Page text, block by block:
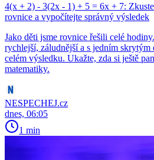
4(x + 2) - 3(2x - 1) + 5 = 6x + 7:
rovnice a vypočítejte správný výsledek
Jako děti jsme rovnice řešili celé
rychlejší, záludnější a s jedním skrytým
celém výsledku. Ukažte, zda si ještě
matematiky.
NESPECHEJ.cz
dnes, 06:05
1 min